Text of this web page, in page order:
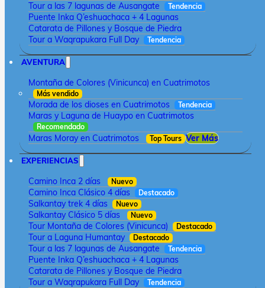
Tour a las 7 lagunas de Ausangate Tendencia
Puente Inka Q’eshuachaca + 4 Lagunas
Catarata de Pillones y Bosque de Piedra
Tour a Waqrapukara Full Day
Tendencia
AVENTURA
Montaña de Colores (Vinicunca) en Cuatrimotos
Más vendido
Morada de los dioses en Cuatrimotos Tendencia
Maras y Laguna de Huaypo en Cuatrimotos
Recomendado
Maras Moray en Cuatrimotos Top Tours Ver Más
EXPERIENCIAS
Camino Inca 2 días Nuevo
Camino Inca Clásico 4 días Destacado
Salkantay trek 4 días Nuevo
Salkantay Clásico 5 días Nuevo
Tour Montaña de Colores (Vinicunca) Destacado
Tour a Laguna Humantay Destacado
Tour a las 7 lagunas de Ausangate Tendencia
Puente Inka Q’eshuachaca + 4 Lagunas
Catarata de Pillones y Bosque de Piedra
Tour a Waqrapukara Full Day
Tendencia